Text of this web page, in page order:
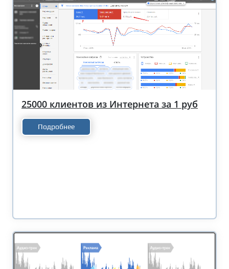
25000 клиентов из Интернета за 1 руб
Подробнее